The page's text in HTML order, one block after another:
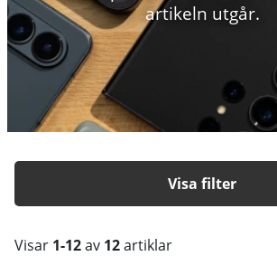
artikeln utgår.
Filtrera
Visar 1-12av 12artiklar